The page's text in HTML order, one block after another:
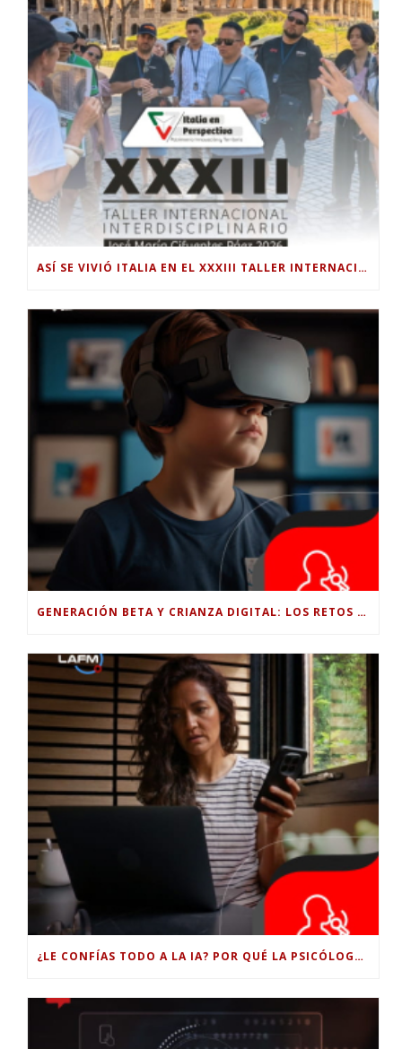
ASÍ SE VIVIÓ ITALIA EN EL XXXIII TALLER INTERNACIONAL INTERDISCIPLINAR
GENERACIÓN BETA Y CRIANZA DIGITAL: LOS RETOS DE CRIAR HIJOS EN LA ERA DE LA INTELIGENCIA ARTIFICIAL
¿LE CONFÍAS TODO A LA IA? POR QUÉ LA PSICÓLOGA DICE QUE ESO PUEDE COSTARTE TUS PROPIAS HABILIDADES